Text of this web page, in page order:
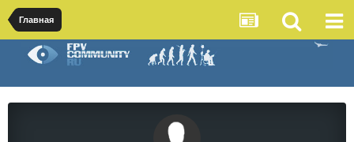
Главная